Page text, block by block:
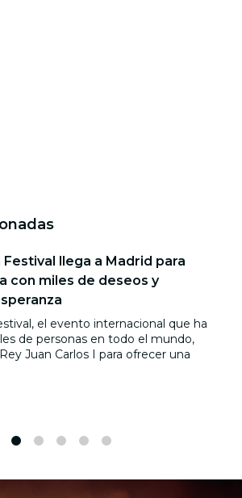
llega a Madrid para
con miles de deseos y
el evento internacional que ha
de personas en todo el mundo,
Juan Carlos I para ofrecer una